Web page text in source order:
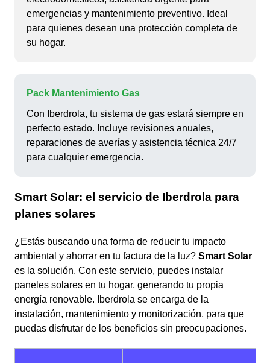
emergencias y mantenimiento preventivo. Ideal
para quienes desean una protección completa de
su hogar.
Pack Mantenimiento Gas
Con Iberdrola, tu sistema de gas estará siempre en
perfecto estado. Incluye revisiones anuales,
reparaciones de averías y asistencia técnica 24/7
para cualquier emergencia.
Smart Solar: el servicio de Iberdrola para
planes solares
¿Estás buscando una forma de reducir tu impacto
ambiental y ahorrar en tu factura de la luz? Smart Solar
es la solución. Con este servicio, puedes instalar
paneles solares en tu hogar, generando tu propia
energía renovable. Iberdrola se encarga de la
instalación, mantenimiento y monitorización, para que
puedas disfrutar de los beneficios sin preocupaciones.